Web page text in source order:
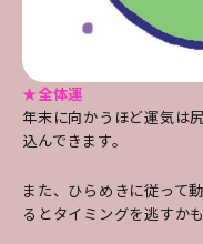
★全体運
年末に向かうほど運気は
込んできます。
また、ひらめきに従って
る とタイミングを逃すかも